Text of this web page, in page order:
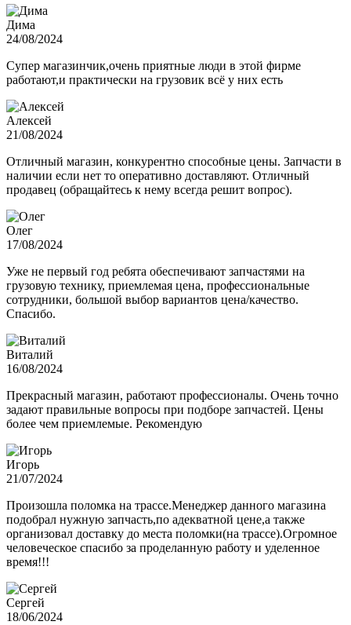
Дима
24/08/2024
Супер магазинчик,очень приятные люди в этой фирме
работают,и практически на грузовик всё у них есть
Алексей
21/08/2024
Отличный магазин, конкурентно способные цены. Запчасти в
наличии если нет то оперативно доставляют. Отличный
продавец (обращайтесь к нему всегда решит вопрос).
Олег
17/08/2024
Уже не первый год ребята обеспечивают запчастями на
грузовую технику, приемлемая цена, профессиональные
сотрудники, большой выбор вариантов цена/качество.
Спасибо.
Виталий
16/08/2024
Прекрасный магазин, работают профессионалы. Очень точно
задают правильные вопросы при подборе запчастей. Цены
более чем приемлемые. Рекомендую
Игорь
21/07/2024
Произошла поломка на трассе.Менеджер данного магазина
подобрал нужную запчасть,по адекватной цене,а также
организовал доставку до места поломки(на трассе).Огромное
человеческое спасибо за проделанную работу и уделенное
время!!!
Сергей
18/06/2024